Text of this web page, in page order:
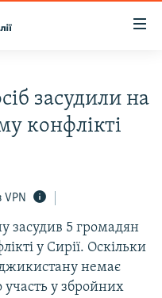
засудили на
конфлікті
VPN
засудив 5 громадян
у Сирії. Оскільки
немає
участь у збройних